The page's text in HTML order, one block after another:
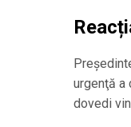
urgenţă a
dovedi